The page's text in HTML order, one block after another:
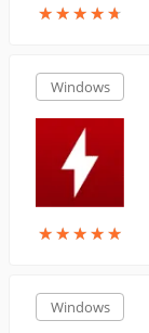
★★★★★
★★★★★
Windows
★★★★★
★★★★★
Windows